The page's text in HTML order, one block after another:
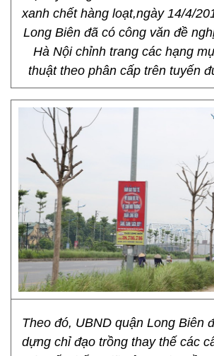
xanh chết hàng loạt,ngày 14/4/
Long Biên đã có công văn đề
Hà Nội chỉnh trang các hạng
thuật theo phân cấp trên tuyến
Theo đó, UBND quận Long Biên
dựng chỉ đạo trồng thay thế các